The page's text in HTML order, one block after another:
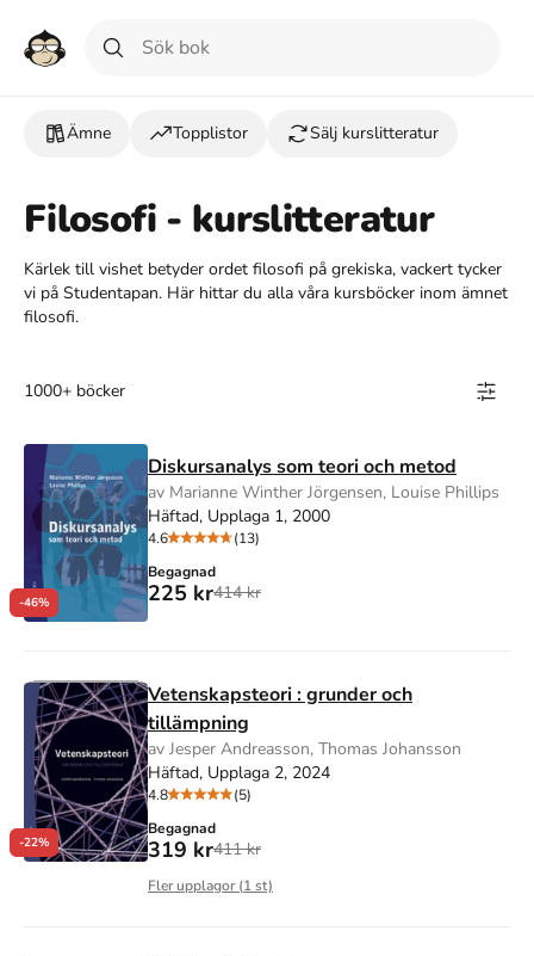
Ämne Topplistor Sälj kurslitteratur
Filosofi - kurslitteratur
Kärlek till vishet betyder ordet filosofi på grekiska, vackert tycker
vi på Studentapan. Här hittar du alla våra kursböcker inom ämnet
filosofi.
1000+ böcker
-46%
Diskursanalys som teori och metod
av Marianne Winther Jörgensen, Louise Phillips
Häftad, Upplaga 1, 2000
4.6
(13)
Begagnad
225 kr414 kr
-22%
Vetenskapsteori : grunder och
tillämpning
av Jesper Andreasson, Thomas Johansson
Häftad, Upplaga 2, 2024
4.8
(5)
Begagnad
319 kr411 kr
Fler upplagor (1st)